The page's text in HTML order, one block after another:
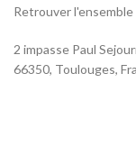
Retrouver
2 impasse Paul
66350, Toulouges,